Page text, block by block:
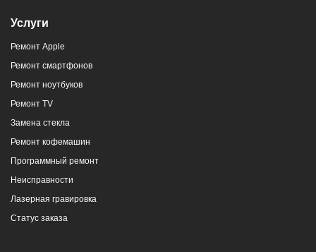
г. Новороссийск, ул. Героев Десантников,
2/4
8 (964) 914-44-74
г. Новороссийск, ул. Героев Десантников,
Услуги
Ремонт Apple
Ремонт смартфонов
Ремонт ноутбуков
Ремонт TV
Замена стекла
Ремонт кофемашин
Программный ремонт
Неисправности
Лазерная гравировка
Статус заказа